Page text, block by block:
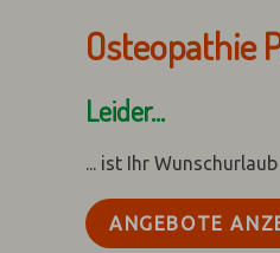
Osteopathie
Leider...
... ist Ihr
ANGEBOTE